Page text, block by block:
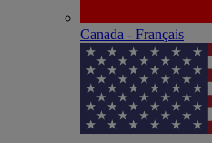
Canada - Français